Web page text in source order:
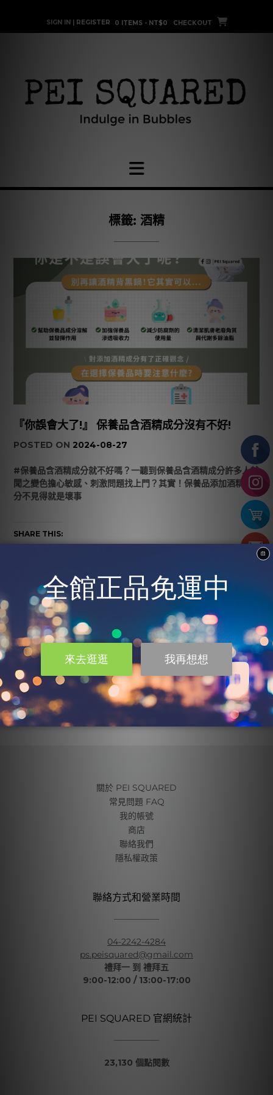
content
SIGN IN | REGISTER 0 ITEMS - NT$0 CHECKOUT
標籤: 酒精
『你誤會大了!』 保養品含酒精成分沒有不好!
POSTED ON 2024-08-27
#保養品含酒精成分就不好嗎？一聽到保養品含酒精成分許多人就
聞之變色擔心敏感、刺激問題找上門？其實！保養品添加酒精成
分不見得就是壞事
SHARE THIS:
請按讚：
正在載入...
Posted in『你誤會大了』系列 Tagged酒精,酒精過敏
Leave a comment
關於 PEI SQUARED
常見問題 FAQ
我的帳號
商店
聯絡我們
隱私權政策
聯絡方式和營業時間
04-2242-4284
ps.peisquared@gmail.com
禮拜一 到 禮拜五
9:00-12:00 / 13:00-17:00
PEI SQUARED 官網統計
23,130 個點閱數